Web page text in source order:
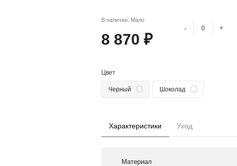
В наличии: Мало
8 870 ₽
- +
Цвет
Черный Шоколад
Характеристики Уход
Материал